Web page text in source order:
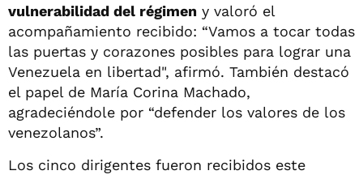
vulnerabilidad del régimen y valoró el
acompañamiento recibido: “Vamos a tocar todas
las puertas y corazones posibles para lograr una
Venezuela en libertad", afirmó. También destacó
el papel de María Corina Machado,
agradeciéndole por “defender los valores de los
venezolanos”.
Los cinco dirigentes fueron recibidos este